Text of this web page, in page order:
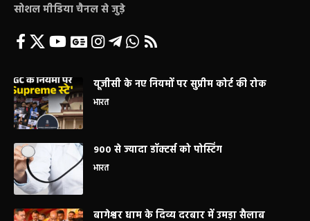
सोशल मीडिया चैनल से जुड़े
यूजीसी के नए नियमों पर सुप्रीम कोर्ट की रोक
भारत
900 से ज्यादा डॉक्टर्स को पोस्टिंग
भारत
बागेश्वर धाम के दिव्य दरबार में उमड़ा सैलाब